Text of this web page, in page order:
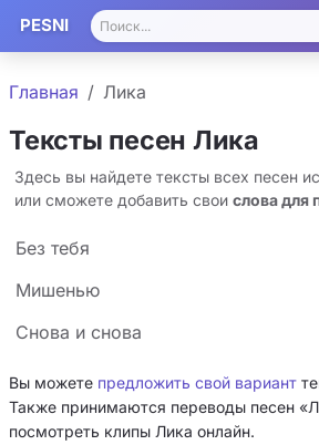
PESNI
Главная Лика
Тексты песен Лика
Здесь вы найдете тексты всех песен
или сможете добавить свои слова для
Без тебя
Мишенью
Снова и снова
Вы можете предложить свой вариант
Также принимаются переводы песен
посмотреть клипы Лика онлайн.